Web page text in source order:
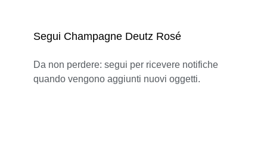
Segui Champagne Deutz Rosé
Da non perdere: segui per ricevere notifiche
quando vengono aggiunti nuovi oggetti.